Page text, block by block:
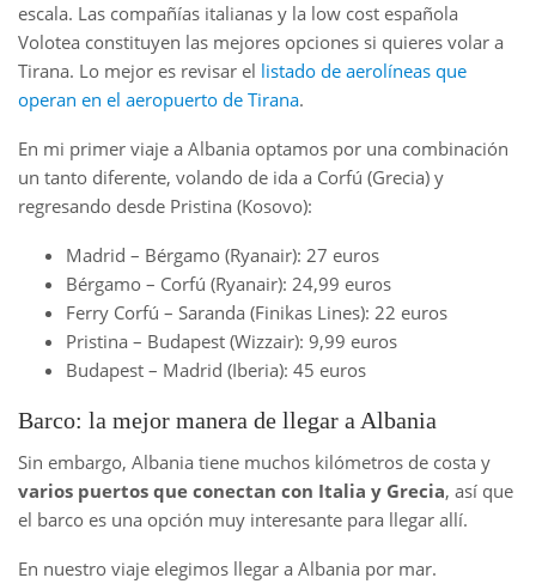
escala. Las compañías italianas y la low cost española
Volotea constituyen las mejores opciones si quieres volar a
Tirana. Lo mejor es revisar el listado de aerolíneas que
operan en el aeropuerto de Tirana.
En mi primer viaje a Albania optamos por una combinación
un tanto diferente, volando de ida a Corfú (Grecia) y
regresando desde Pristina (Kosovo):
Madrid – Bérgamo (Ryanair): 27 euros
Bérgamo – Corfú (Ryanair): 24,99 euros
Ferry Corfú – Saranda (Finikas Lines): 22 euros
Pristina – Budapest (Wizzair): 9,99 euros
Budapest – Madrid (Iberia): 45 euros
Barco: la mejor manera de llegar a Albania
Sin embargo, Albania tiene muchos kilómetros de costa y
varios puertos que conectan con Italia y Grecia, así que
el barco es una opción muy interesante para llegar allí.
En nuestro viaje elegimos llegar a Albania por mar.